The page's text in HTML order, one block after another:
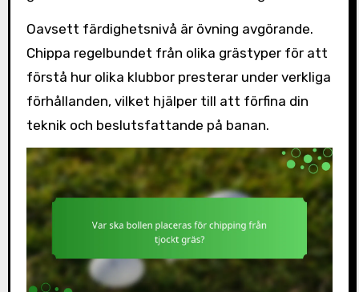
Oavsett färdighetsnivå är övning avgörande.
Chippa regelbundet från olika grästyper för att
förstå hur olika klubbor presterar under verkliga
förhållanden, vilket hjälper till att förfina din
teknik och beslutsfattande på banan.